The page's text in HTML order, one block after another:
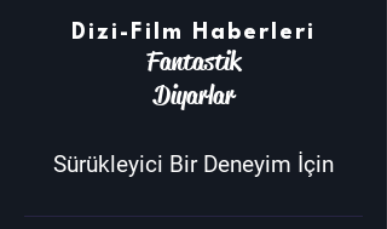
Dizi-Film Haberleri
Fantastik
Diyarlar
Sürükleyici Bir Deneyim İçin